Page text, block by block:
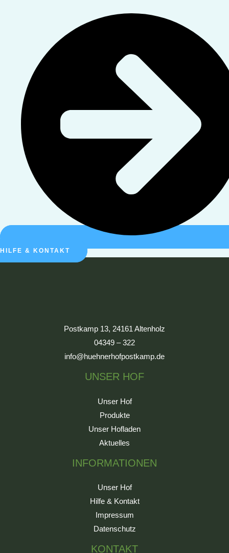
HILFE & KONTAKT
Postkamp 13, 24161 Altenholz
04349 – 322
info@huehnerhofpostkamp.de
UNSER HOF
Unser Hof
Produkte
Unser Hofladen
Aktuelles
INFORMATIONEN
Unser Hof
Hilfe & Kontakt
Impressum
Datenschutz
KONTAKT